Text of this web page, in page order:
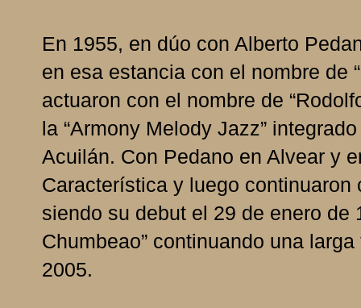
En 1955, en dúo con Alberto
en esa estancia con el nombre de
actuaron con el nombre de
la “Armony Melody Jazz”
Acuilán. Con Pedano en Alvear y
Característica y luego continuaron
siendo su debut el 29 de enero de
Chumbeao” continuando una
2005.